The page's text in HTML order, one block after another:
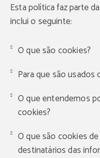
Esta política faz parte
inclui o seguinte:
O que são cookies?
Para que são usados
O que entendemos
cookies?
O que são cookies
destinatários das